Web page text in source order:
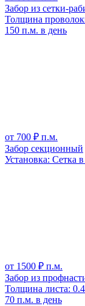
Забор из сетки-
Толщина
150 п.м. в день
от 700 ₽ п.м.
Забор секционный
Установка: Сетка
от 1500 ₽ п.м.
Забор из
Толщина листа:
70 п.м. в день